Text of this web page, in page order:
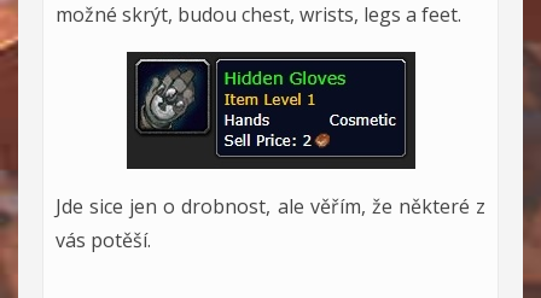
možné skrýt, budou chest, wrists, legs a feet.
Jde sice jen o drobnost, ale věřím, že některé z
vás potěší.